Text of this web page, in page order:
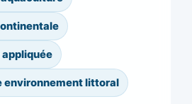
environnement littoral